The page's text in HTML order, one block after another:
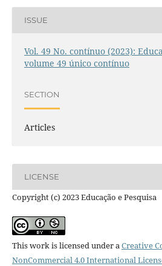
ISSUE
Vol. 49 No. contínuo (2023):
volume 49 único contínuo
SECTION
Articles
LICENSE
Copyright (c) 2023 Educação e Pesquisa
This work is licensed under aCreative
NonCommercial 4.0 International